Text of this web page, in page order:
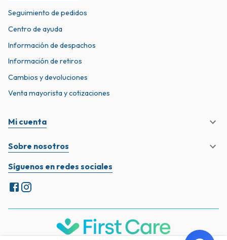
Seguimiento de pedidos
Centro de ayuda
Información de despachos
Información de retiros
Cambios y devoluciones
Venta mayorista y cotizaciones
Mi cuenta
Sobre nosotros
Síguenos en redes sociales